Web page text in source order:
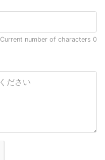
Current number of characters 0